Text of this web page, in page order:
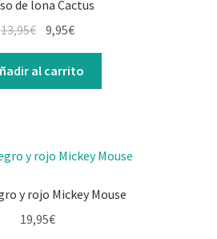
de lona Cactus
13,95€ 9,95€
al carrito
y rojo Mickey Mouse
19,95€